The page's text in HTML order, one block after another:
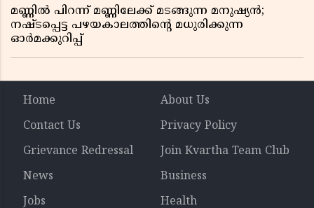
മണ്ണിൽ പിറന്ന് മണ്ണിലേക്ക് മടങ്ങുന്ന മനുഷ്യൻ;
നഷ്ടപ്പെട്ട പഴയകാലത്തിൻ്റെ മധുരിക്കുന്ന
ഓർമക്കുറിപ്പ്
Home
About Us
Contact Us
Privacy Policy
Grievance Redressal
Join Kvartha Team Club
News
Business
Jobs
Health